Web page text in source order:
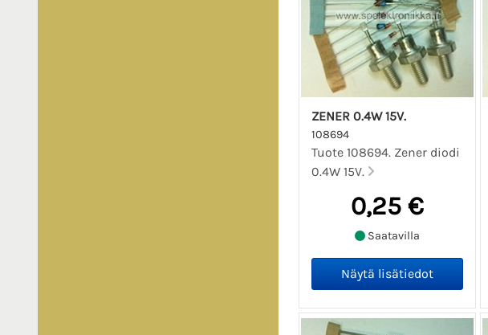
ZENER 0.4W 15V.
108694
Tuote 108694. Zener diodi
0.4W 15V.
0,25 €
Saatavilla